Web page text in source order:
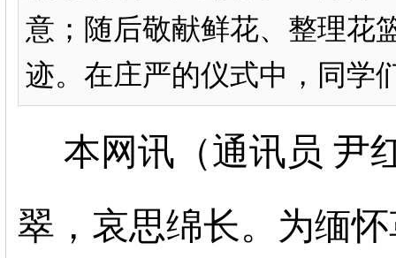
意；随后敬献鲜花、整理花
迹。在庄严的仪式中，同学
本网讯（通讯员 尹
翠，哀思绵长。为缅